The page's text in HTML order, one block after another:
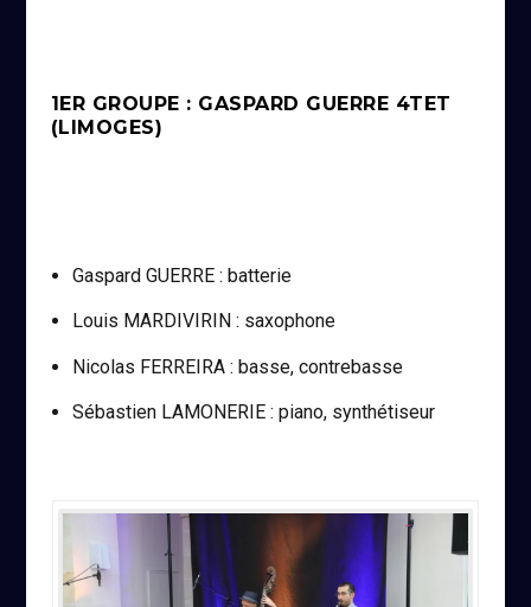
1ER GROUPE : GASPARD GUERRE 4TET
(LIMOGES)
Gaspard GUERRE : batterie
Louis MARDIVIRIN : saxophone
Nicolas FERREIRA : basse, contrebasse
Sébastien LAMONERIE : piano, synthétiseur